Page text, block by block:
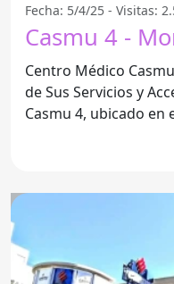
Fecha: 5/4/25 - Visitas:
Casmu 4 -
Centro Médico
de Sus Servicios y Accesibilidad
Casmu 4, ubicado en